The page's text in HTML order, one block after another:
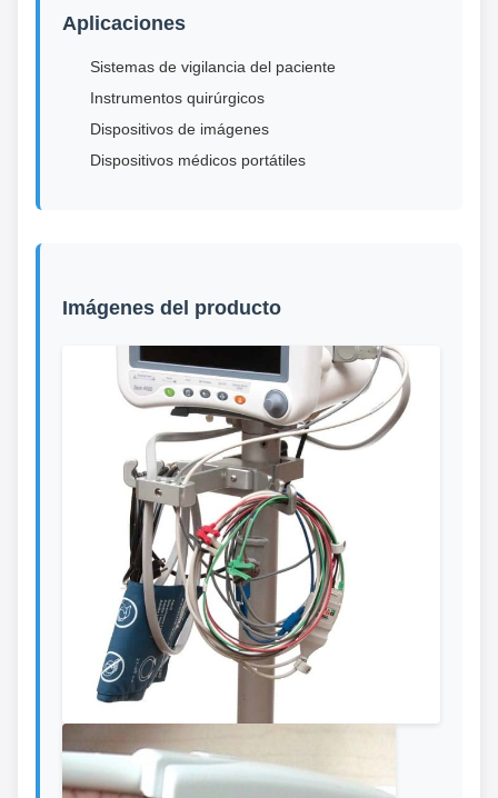
Aplicaciones
Sistemas de vigilancia del paciente
Instrumentos quirúrgicos
Dispositivos de imágenes
Dispositivos médicos portátiles
Imágenes del producto